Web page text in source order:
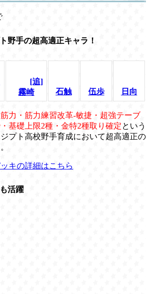
野手の超高適正キャラ！
[追]
霧崎
石触 伍歩 日向
力・筋力練習改革-敏捷・超強テーブ
基礎上限2種・金特2種取り確定という
プト高校野手育成において超高適正の
キの詳細はこちら
活躍